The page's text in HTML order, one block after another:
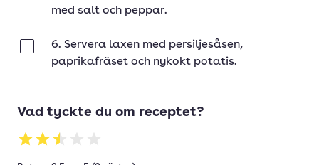
med salt och peppar.
6. Servera laxen med persiljesåsen,
paprikafräset och nykokt potatis.
Vad tyckte du om receptet?